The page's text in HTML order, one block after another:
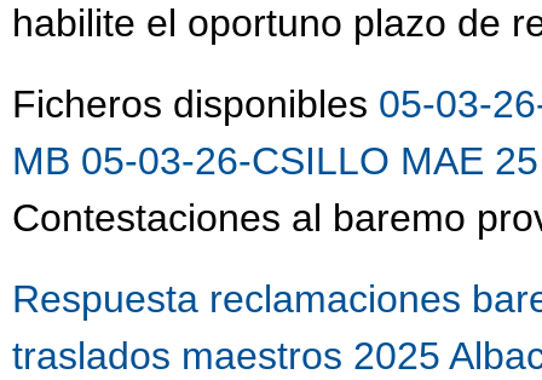
habilite el oportuno plazo de
Ficheros disponibles 05-03-
MB 05-03-26-CSILLO MAE
Contestaciones al baremo
Respuesta reclamaciones
traslados maestros 2025